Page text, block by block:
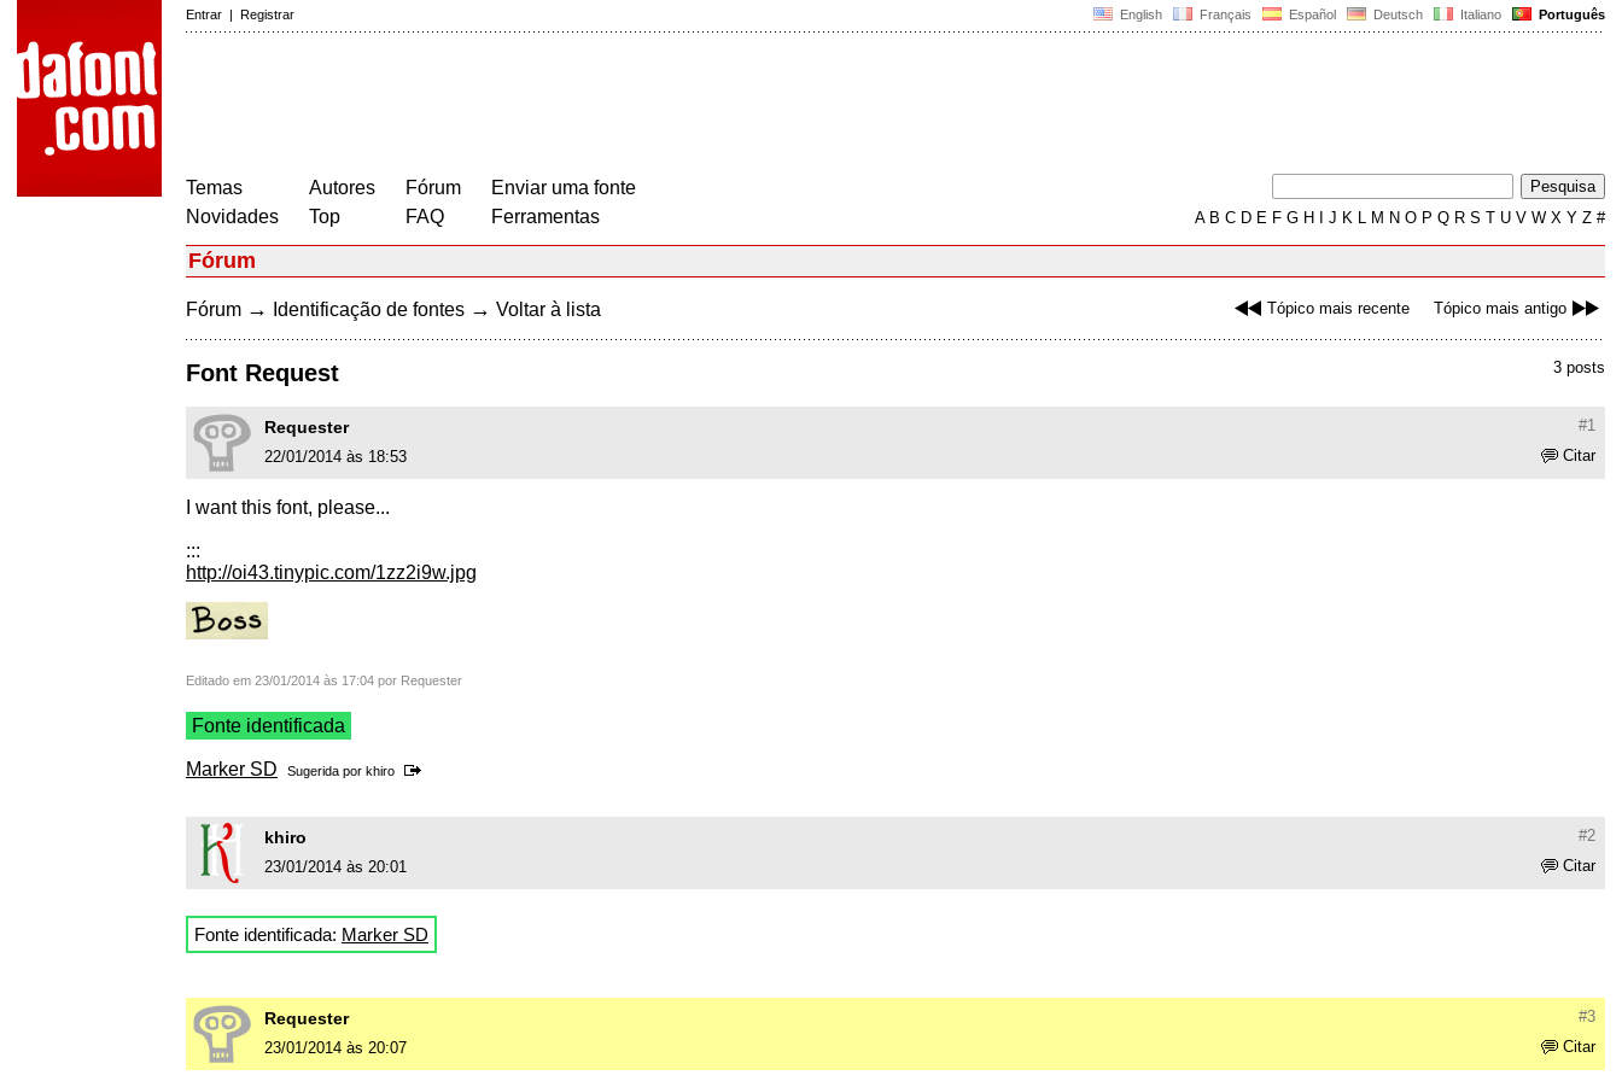
English Français Español Deutsch Italiano Português
Entrar | Registrar
Temas
Novidades
Autores
Top
Fórum
FAQ
Enviar uma fonte
Ferramentas
AB C D E F G H J K L M N O P Q R S T U V W X Y Z #
Fórum
Tópico mais recente Tópico mais antigo
Fórum → Identificação de fontes → Voltar à lista
3 posts
Font Request
#1
Requester
Citar
22/01/2014 às 18:53
I want this font, please...
:::
http://oi43.tinypic.com/1zz2i9w.jpg
Editado em 23/01/2014 às 17:04 por Requester
Fonte identificada
Marker SD Sugerida por khiro
#2
khiro
Citar
23/01/2014 às 20:01
Fonte identificada: Marker SD
#3
Requester
Citar
23/01/2014 às 20:07